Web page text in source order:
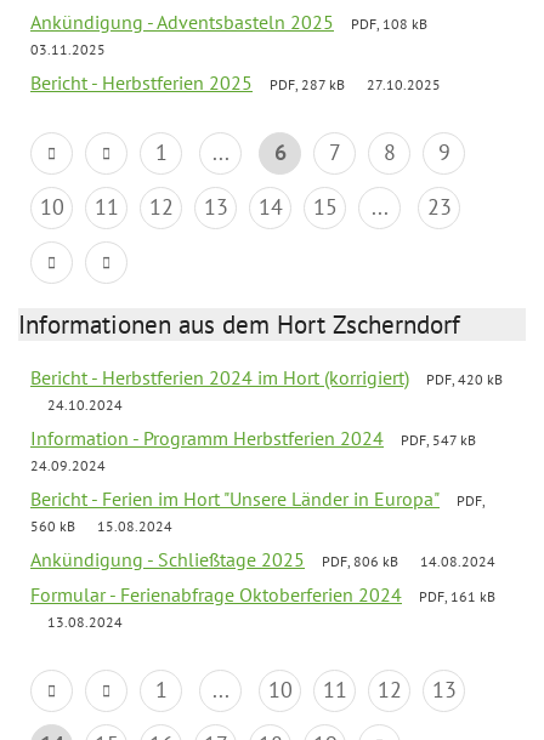
Ankündigung - Adventsbasteln 2025
PDF, 108 kB
03.11.2025
Bericht - Herbstferien 2025 PDF, 287 kB 27.10.2025
1 ... 6 7 8
9
10
11 12 13 14 15 ... 23
Informationen aus dem Hort Zscherndorf
Bericht - Herbstferien 2024 im Hort (korrigiert)
PDF, 420 kB
24.10.2024
Information - Programm Herbstferien 2024
PDF, 547 kB
24.09.2024
Bericht - Ferien im Hort "Unsere Länder in Europa"
PDF,
560 kB
15.08.2024
Ankündigung - Schließtage 2025 PDF, 806 kB 14.08.2024
Formular - Ferienabfrage Oktoberferien 2024
PDF, 161 kB
13.08.2024
1 ... 10 11 12
13